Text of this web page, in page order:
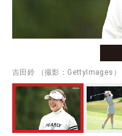
吉田鈴 （撮影：GettyImages）